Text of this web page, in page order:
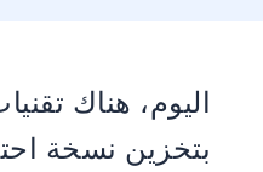
اليوم، هناك
بتخزين نسخة